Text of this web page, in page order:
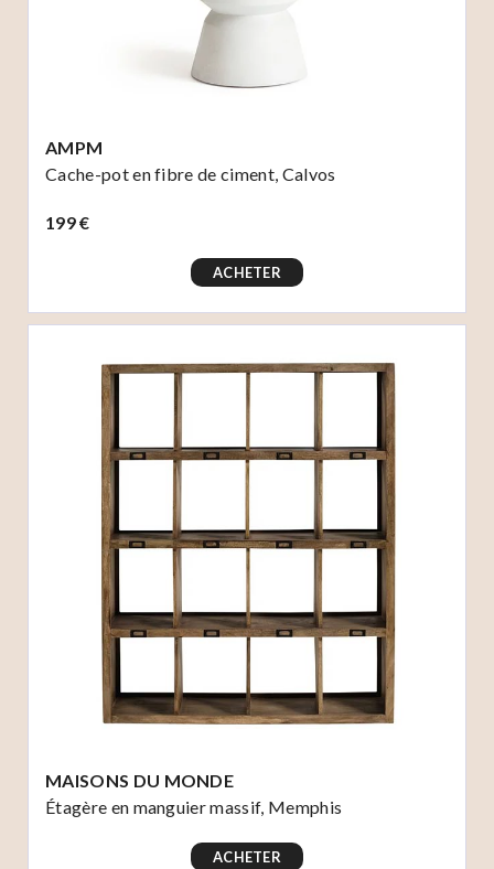
AMPM
Cache-pot en fibre de ciment, Calvos
199 €
ACHETER
MAISONS DU MONDE
Étagère en manguier massif, Memphis
ACHETER